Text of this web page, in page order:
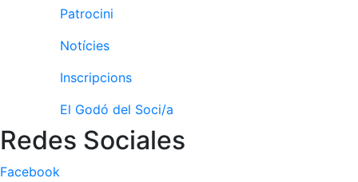
Sortides
culturals
Talks
Calendari
Socials
Patrocini
Notícies
Inscripcions
El Godó del Soci/a
Redes Sociales
Facebook